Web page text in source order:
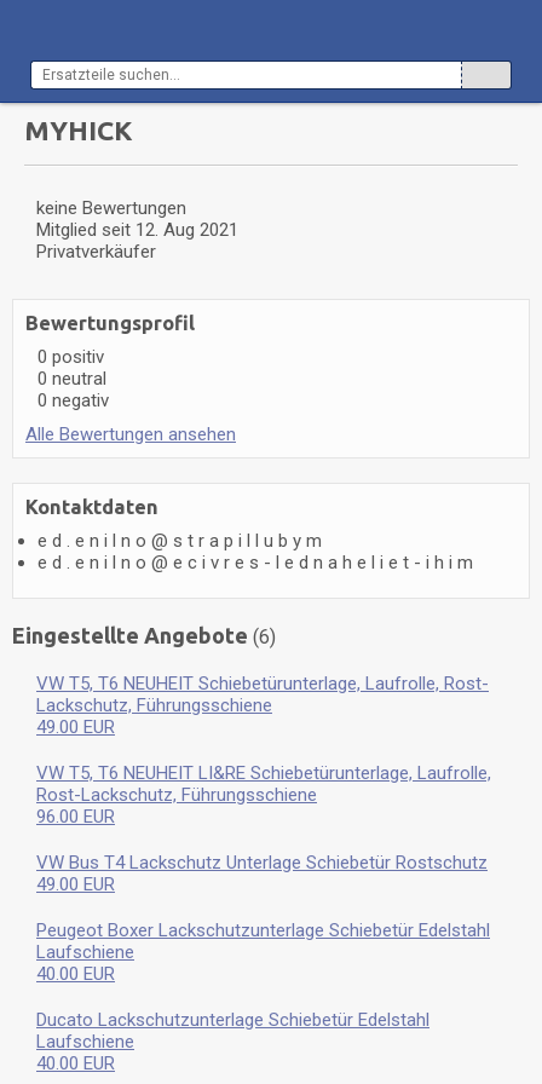
MYHICK
keine Bewertungen
Mitglied seit 12. Aug 2021
Privatverkäufer
Bewertungsprofil
0 positiv
0 neutral
0 negativ
Alle Bewertungen ansehen
Kontaktdaten
e d . e n i l n o @ s t r a p i l l u b y m
e d . e n i l n o @ e c i v r e s - l e d n a h e l i e t - i h i m
Eingestellte Angebote (6)
VW T5, T6 NEUHEIT Schiebetürunterlage, Laufrolle, Rost-
Lackschutz, Führungsschiene
49.00 EUR
VW T5, T6 NEUHEIT LI&RE Schiebetürunterlage, Laufrolle,
Rost-Lackschutz, Führungsschiene
96.00 EUR
VW Bus T4 Lackschutz Unterlage Schiebetür Rostschutz
49.00 EUR
Peugeot Boxer Lackschutzunterlage Schiebetür Edelstahl
Laufschiene
40.00 EUR
Ducato Lackschutzunterlage Schiebetür Edelstahl
Laufschiene
40.00 EUR